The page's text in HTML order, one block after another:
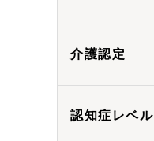
介護認定
認知症レベル